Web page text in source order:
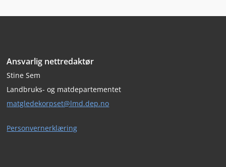
Ansvarlig nettredaktør
Stine Sem
Landbruks- og matdepartementet
matgledekorpset@lmd.dep.no
Personvernerklæring